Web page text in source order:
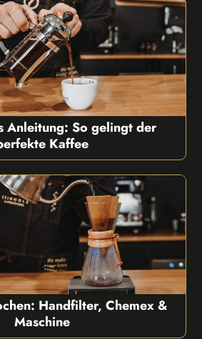
Anleitung: So gelingt der
Kaffee
Handfilter, Chemex &
Maschine